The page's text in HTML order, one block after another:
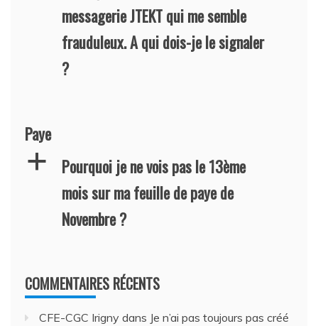
messagerie JTEKT qui me semble
frauduleux. A qui dois-je le signaler
?
Paye
a
Pourquoi je ne vois pas le 13ème
mois sur ma feuille de paye de
Novembre ?
COMMENTAIRES RÉCENTS
CFE-CGC Irigny dans Je n’ai pas toujours pas créé